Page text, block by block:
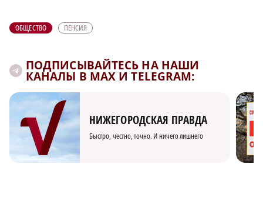
ОБЩЕСТВО ПЕНСИЯ
ПОДПИСЫВАЙТЕСЬ НА НАШИ
КАНАЛЫ В MAX И TELEGRAM:
НИЖЕГОРОДСКАЯ ПРАВДА
Быстро, честно, точно. И ничего лишнего